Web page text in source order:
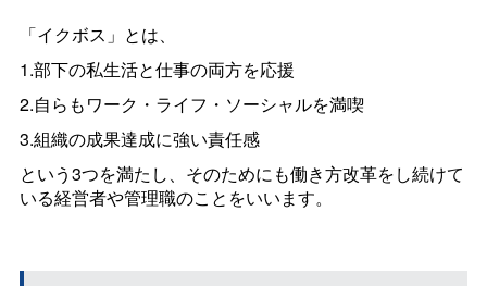
「イクボス」とは、
1.部下の私生活と仕事の両方を応援
2.自らもワーク・ライフ・ソーシャルを満喫
3.組織の成果達成に強い責任感
という3つを満たし、そのためにも働き方改革をし続けて
いる経営者や管理職のことをいいます。